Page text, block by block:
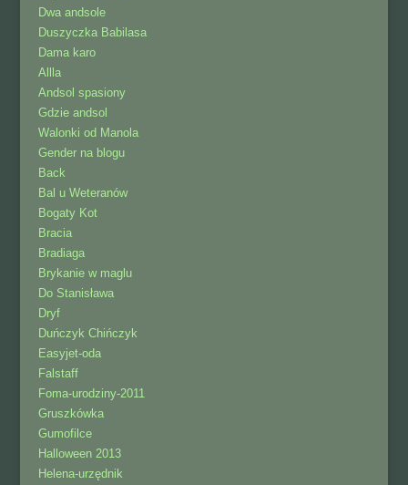
Dwa andsole
Duszyczka Babilasa
Dama karo
Allla
Andsol spasiony
Gdzie andsol
Walonki od Manola
Gender na blogu
Back
Bal u Weteranów
Bogaty Kot
Bracia
Bradiaga
Brykanie w maglu
Do Stanisława
Dryf
Duńczyk Chińczyk
Easyjet-oda
Falstaff
Foma-urodziny-2011
Gruszkówka
Gumofilce
Halloween 2013
Helena-urzędnik